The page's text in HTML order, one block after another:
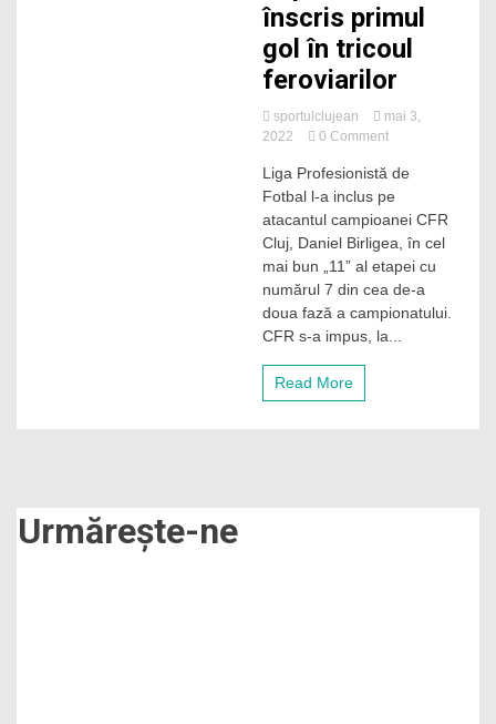
înscris primul
gol în tricoul
feroviarilor
sportulclujean
mai 3,
2022
0 Commenton
Birligea
de
la
CFR
Cluj,
inclus
în
echipa
etapei
Liga Profesionistă de
Fotbal l-a inclus pe
atacantul campioanei CFR
Cluj, Daniel Birligea, în cel
mai bun „11” al etapei cu
numărul 7 din cea de-a
doua fază a campionatului.
CFR s-a impus, la...
Read More
Urmărește-ne